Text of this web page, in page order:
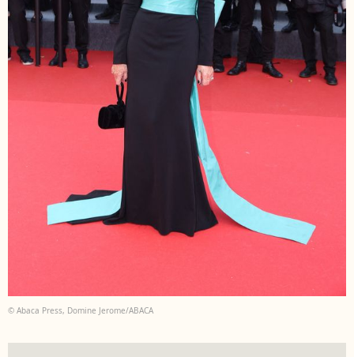
© Abaca Press, Domine Jerome/ABACA